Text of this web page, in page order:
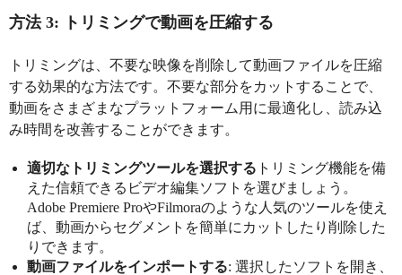
方法 3: トリミングで動画を圧縮する
トリミングは、不要な映像を削除して動画ファイルを圧縮
する効果的な方法です。不要な部分をカットすることで、
動画をさまざまなプラットフォーム用に最適化し、読み込
み時間を改善することができます。
適切なトリミングツールを選択する トリミング機能を備
えた信頼できるビデオ編集ソフトを選びましょう。
Adobe Premiere ProやFilmoraのような人気のツールを使え
ば、動画からセグメントを簡単にカットしたり削除した
りできます。
動画ファイルをインポートする: 選択したソフトを開き、